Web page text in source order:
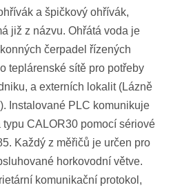
a špičkový ohřívák,
již z názvu. Ohřátá voda je
čerpadel řízených
teplárenské sítě pro potřeby
a externích lokalit (Lázně
Instalované PLC komunikuje
CALOR30 pomocí sériové
Každý z měřičů je určen pro
horkovodní větve.
komunikační protokol,